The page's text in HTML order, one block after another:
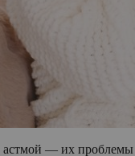
астмой — их проблемы